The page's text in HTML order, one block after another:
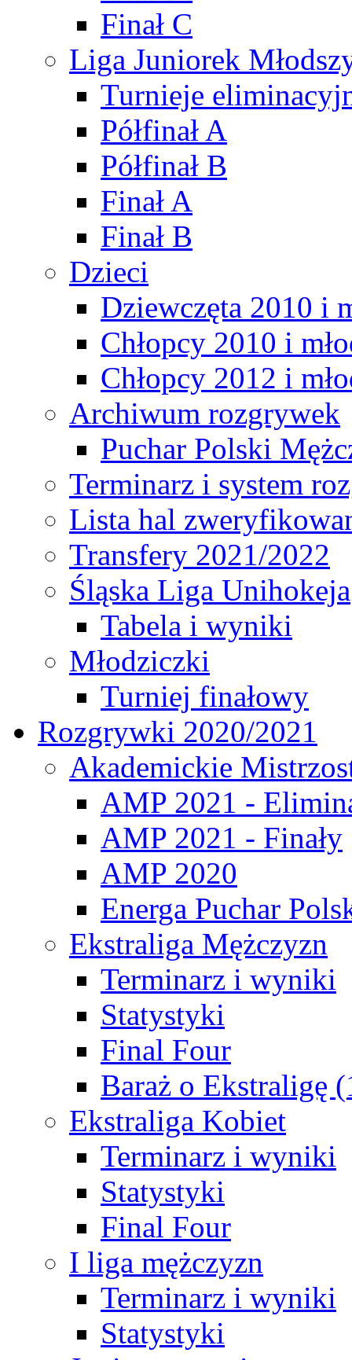
Finał C
Liga Juniorek
Turnieje
Półfinał A
Półfinał B
Finał A
Finał B
Dzieci
Dziewczęta 2010 i
Chłopcy 2010 i
Chłopcy 2012 i
Archiwum rozgrywek
Puchar Polski
Terminarz i system
Lista hal
Transfery 2021/2022
Śląska Liga Unihokeja
Tabela i wyniki
Młodziczki
Turniej finałowy
Rozgrywki 2020/2021
Akademickie
AMP 2021 -
AMP 2021 - Finały
AMP 2020
Energa Puchar
Ekstraliga Mężczyzn
Terminarz i wyniki
Statystyki
Final Four
Baraż o Ekstraligę
Ekstraliga Kobiet
Terminarz i wyniki
Statystyki
Final Four
I liga mężczyzn
Terminarz i wyniki
Statystyki